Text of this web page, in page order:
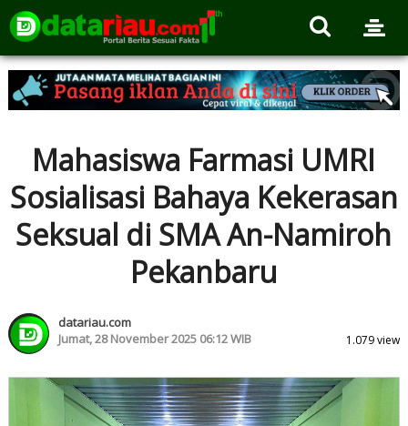
Mahasiswa Farmasi UMRI
Sosialisasi Bahaya Kekerasan
Seksual di SMA An-Namiroh
Pekanbaru
datariau.com
Jumat, 28 November 2025 06:12 WIB
1.079 view